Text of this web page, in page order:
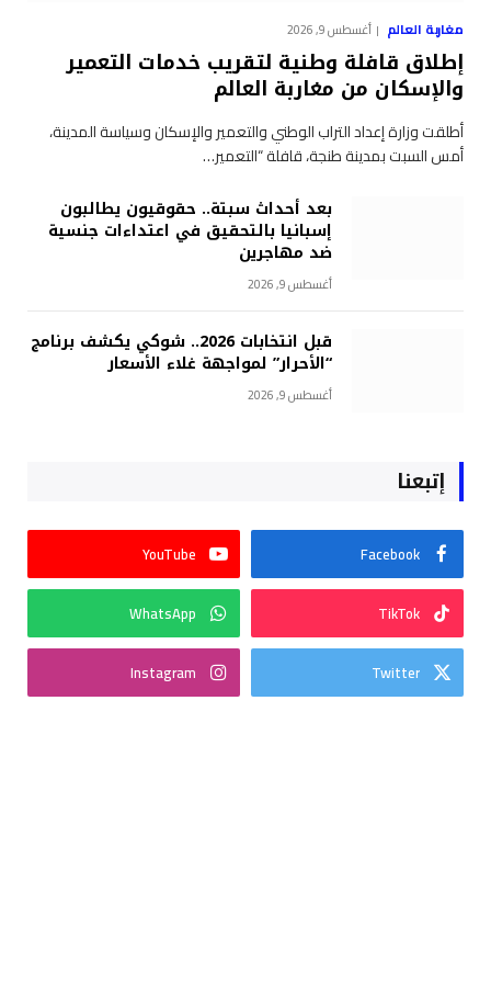
مغاربة العالم أغسطس 9, 2026
إطلاق قافلة وطنية لتقريب خدمات التعمير
والإسكان من مغاربة العالم
أطلقت وزارة إعداد التراب الوطني والتعمير والإسكان وسياسة المدينة،
أمس السبت بمدينة طنجة، قافلة “التعمير…
بعد أحداث سبتة.. حقوقيون يطالبون
إسبانيا بالتحقيق في اعتداءات جنسية
ضد مهاجرين
أغسطس 9, 2026
قبل انتخابات 2026.. شوكي يكشف برنامج
“الأحرار” لمواجهة غلاء الأسعار
أغسطس 9, 2026
إتبعنا
Facebook
YouTube
TikTok
WhatsApp
Twitter
Instagram